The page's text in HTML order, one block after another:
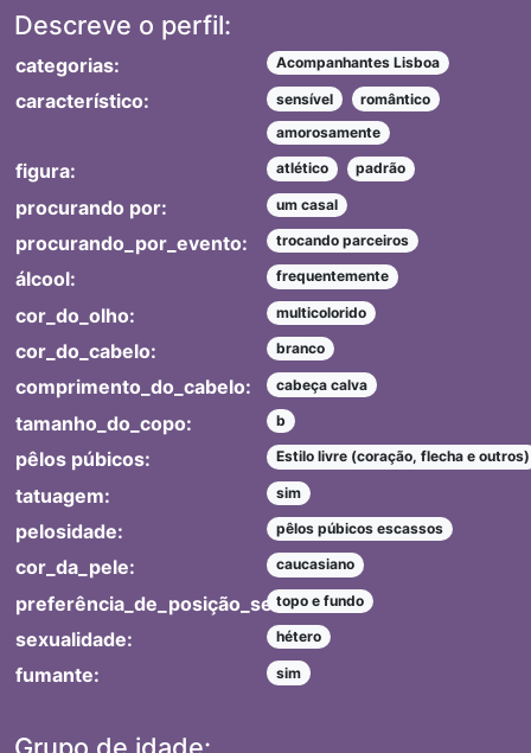
Descreve o perfil:
categorias: Acompanhantes Lisboa
característico: sensível
romântico
amorosamente
figura: atlético padrão
procurando por: um casal
procurando_por_evento: trocando parceiros
álcool: frequentemente
cor_do_olho: multicolorido
cor_do_cabelo: branco
comprimento_do_cabelo: cabeça calva
tamanho_do_copo: b
pêlos púbicos: Estilo livre (coração, flecha e outros)
tatuagem: sim
pelosidade: pêlos púbicos escassos
cor_da_pele: caucasiano
preferência_de_posição_sexual:topo e fundo
sexualidade: hétero
fumante: sim